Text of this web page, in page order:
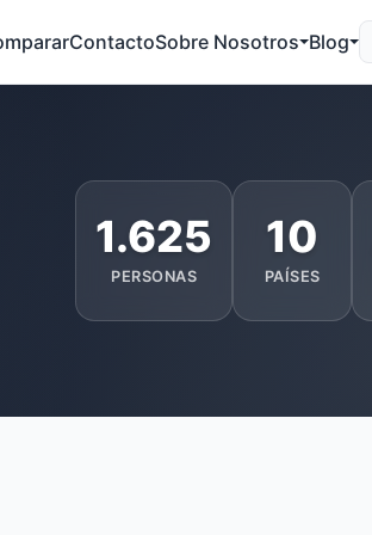
ContactoSobre Nosotros Blog
1.625
PERSONAS
10
PAÍSES